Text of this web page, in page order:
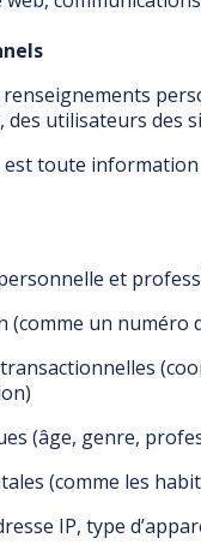
utilisateurs des
toute
et
(comme un numéro
(âge, genre,
(comme les
IP, type